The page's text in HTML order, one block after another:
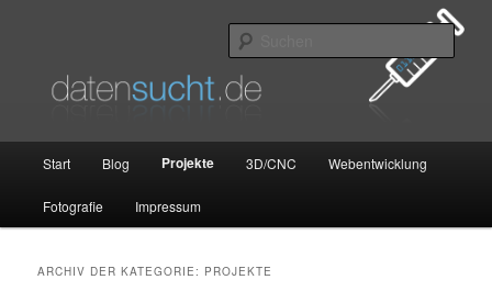
springen
springendatensucht.de
Start Blog Projekte 3D/CNC Webentwicklung
Fotografie Impressum
ARCHIV DER KATEGORIE: PROJEKTE